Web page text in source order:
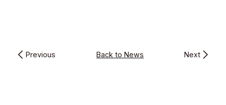
Previous Back to News Next